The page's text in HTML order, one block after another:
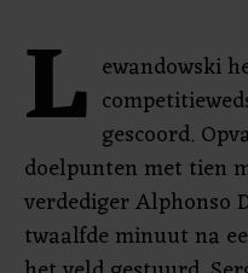
L ewandowski
gescoord.
doelpunten met tien
verdediger Alphonso
twaalfde minuut na